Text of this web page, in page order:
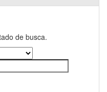
de busca.